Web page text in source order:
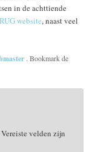
in de achttiende
RUG website, naast veel
. Bookmark de
Vereiste velden zijn